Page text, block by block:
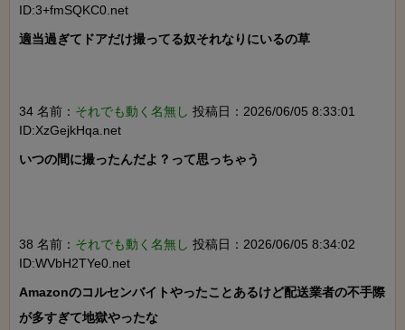
ID:3+fmSQKC0.net
適当過ぎてドアだけ撮ってる奴それなりにいるの草
34 名前： それでも動く名無し 投稿日：2026/06/05 8:33:01
ID:XzGejkHqa.net
いつの間に撮ったんだよ？って思っちゃう
38 名前： それでも動く名無し 投稿日：2026/06/05 8:34:02
ID:WVbH2TYe0.net
Amazonのコルセンバイトやったことあるけど配送業者の不手際
が多すぎて地獄やったな